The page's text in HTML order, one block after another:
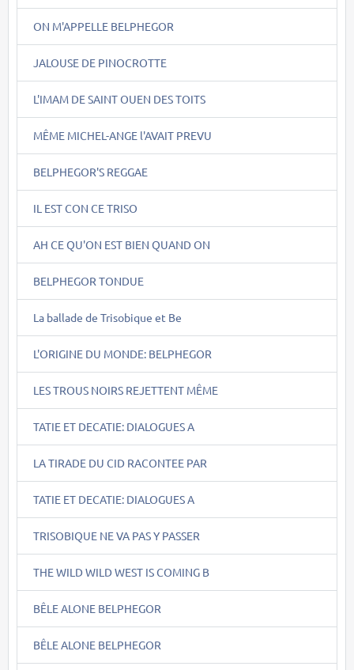
ON M'APPELLE BELPHEGOR
JALOUSE DE PINOCROTTE
L'IMAM DE SAINT OUEN DES TOITS
MÊME MICHEL-ANGE l'AVAIT PREVU
BELPHEGOR'S REGGAE
IL EST CON CE TRISO
AH CE QU'ON EST BIEN QUAND ON
BELPHEGOR TONDUE
La ballade de Trisobique et Be
L'ORIGINE DU MONDE: BELPHEGOR
LES TROUS NOIRS REJETTENT MÊME
TATIE ET DECATIE: DIALOGUES A
LA TIRADE DU CID RACONTEE PAR
TATIE ET DECATIE: DIALOGUES A
TRISOBIQUE NE VA PAS Y PASSER
THE WILD WILD WEST IS COMING B
BÊLE ALONE BELPHEGOR
BÊLE ALONE BELPHEGOR